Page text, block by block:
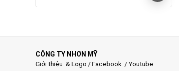
CÔNG TY NHƠN MỸ
Giới thiệu & Logo / Facebook/ Youtube